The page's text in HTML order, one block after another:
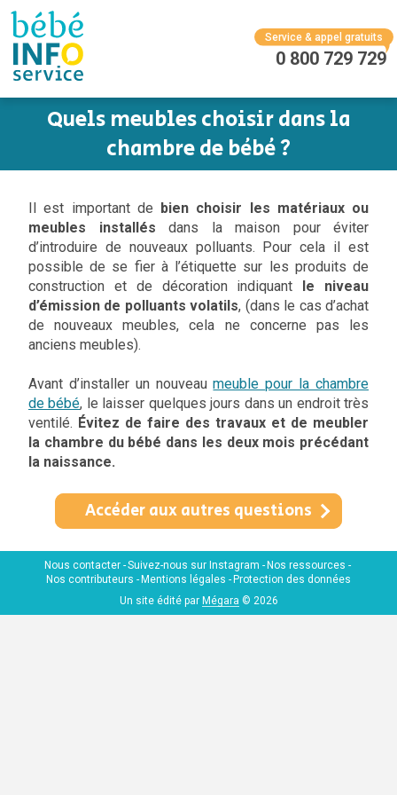
Service & appel gratuits
0 800 729 729
Quels meubles choisir dans la
chambre de bébé ?
Il est important de bien choisir les matériaux ou
meubles installés dans la maison pour éviter
d’introduire de nouveaux polluants. Pour cela il est
possible de se fier à l’étiquette sur les produits de
construction et de décoration indiquant le niveau
d’émission de polluants volatils, (dans le cas d’achat
de nouveaux meubles, cela ne concerne pas les
anciens meubles).
Avant d’installer un nouveaumeuble pour la chambre
de bébé, le laisser quelques jours dans un endroit très
ventilé. Évitez de faire des travaux et de meubler
la chambre du bébé dans les deux mois précédant
la naissance.
Accéder aux autres questions
Nous contacter Suivez-nous sur Instagram
Nos ressources
Nos contributeurs
Mentions légales
Protection des données
Un site édité par Mégara © 2026